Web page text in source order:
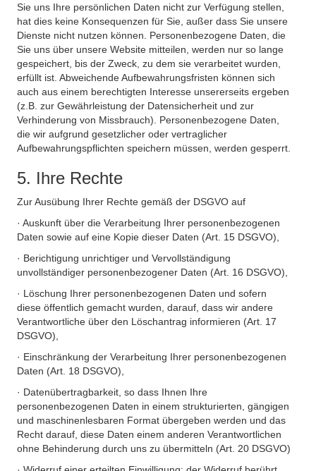
Sie uns Ihre persönlichen Daten nicht zur Verfügung stellen,
hat dies keine Konsequenzen für Sie, außer dass Sie unsere
Dienste nicht nutzen können. Personenbezogene Daten, die
Sie uns über unsere Website mitteilen, werden nur so lange
gespeichert, bis der Zweck, zu dem sie verarbeitet wurden,
erfüllt ist. Abweichende Aufbewahrungsfristen können sich
auch aus einem berechtigten Interesse unsererseits ergeben
(z.B. zur Gewährleistung der Datensicherheit und zur
Verhinderung von Missbrauch). Personenbezogene Daten,
die wir aufgrund gesetzlicher oder vertraglicher
Aufbewahrungspflichten speichern müssen, werden gesperrt.
5. Ihre Rechte
Zur Ausübung Ihrer Rechte gemäß der DSGVO auf
· Auskunft über die Verarbeitung Ihrer personenbezogenen
Daten sowie auf eine Kopie dieser Daten (Art. 15 DSGVO),
· Berichtigung unrichtiger und Vervollständigung
unvollständiger personenbezogener Daten (Art. 16 DSGVO),
· Löschung Ihrer personenbezogenen Daten und sofern
diese öffentlich gemacht wurden, darauf, dass wir andere
Verantwortliche über den Löschantrag informieren (Art. 17
DSGVO),
· Einschränkung der Verarbeitung Ihrer personenbezogenen
Daten (Art. 18 DSGVO),
· Datenübertragbarkeit, so dass Ihnen Ihre
personenbezogenen Daten in einem strukturierten, gängigen
und maschinenlesbaren Format übergeben werden und das
Recht darauf, diese Daten einem anderen Verantwortlichen
ohne Behinderung durch uns zu übermitteln (Art. 20 DSGVO)